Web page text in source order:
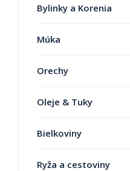
Bylinky a Korenia
Múka
Orechy
Oleje & Tuky
Bielkoviny
Ryža a cestoviny